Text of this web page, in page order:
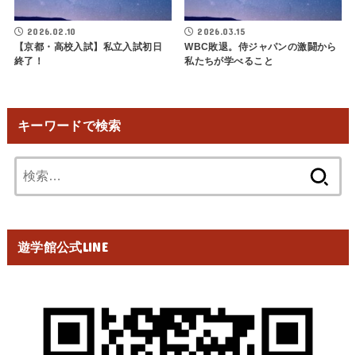
2026.02.10
【京都・高校入試】私立入試初日
終了！
2026.03.15
WBC敗退。侍ジャパンの激闘から
私たちが学べること
キーワードで検索
索:
遊学館公式LINE